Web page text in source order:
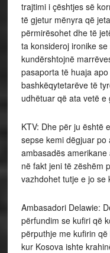
trajtimi i çështjes së
të gjetur mënyra që
përmirësohet dhe të
ta konsideroj ironike
kundërshtojnë
pasaporta të huaja
bashkëqytetarëve të
udhëtuar që ata vetë e
KTV: Dhe për ju është
sepse kemi dëgjuar
ambasadës
në fakt jeni të zëshëm
vazhdohet tutje e jo se
Ambasadori Delawie:
përfundim se kufiri që
përputhje me kufirin
kur Kosova ishte